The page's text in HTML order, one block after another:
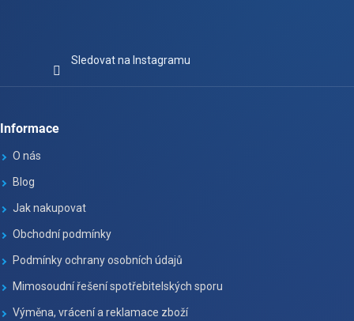
Sledovat na Instagramu
Informace
O nás
Blog
Jak nakupovat
Obchodní podmínky
Podmínky ochrany osobních údajů
Mimosoudní řešení spotřebitelských sporu
Výměna, vrácení a reklamace zboží